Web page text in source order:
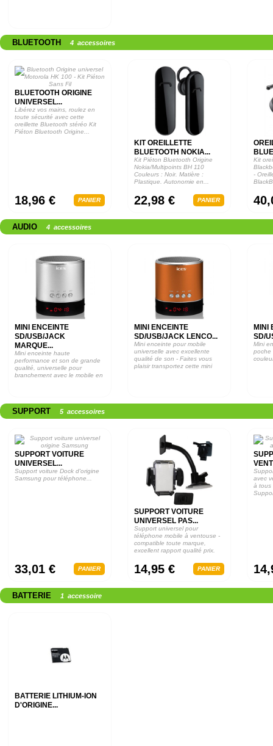
BLUETOOTH 4 accessoires
BLUETOOTH ORIGINE
UNIVERSEL...
Libérez vos mains, roulez en
toute sécurité avec cette
oreillette Bluetooth stéréo Kit
Piéton Bluetooth Origine...
18,96 € PANIER
KIT OREILLETTE
BLUETOOTH NOKIA...
Kit Piéton Bluetooth Origine
Nokia/Multipoints BH 110
Couleurs : Noir. Matière :
Plastique. Autonomie en...
22,98 € PANIER
Kit
-
AUDIO 4 accessoires
MINI ENCEINTE
SD/USB/JACK
MARQUE...
Mini enceinte haute
performance et son de grande
qualité, universelle pour
branchement avec le mobile en
MINI ENCEINTE
SD/USB/JACK LENCO...
Mini enceinte pour mobile
universelle avec excellente
qualité de son - Faites vous
plaisir transportez cette mini
MINI
SD/
Mini
poche
SUPPORT 5 accessoires
SUPPORT VOITURE
UNIVERSEL...
Support voiture Dock d'origine
Samsung pour téléphone...
33,01 € PANIER
SUPPORT VOITURE
UNIVERSEL PAS...
Support universel pour
téléphone mobile à ventouse -
compatible toute marque,
excellent rapport qualité prix.
14,95 € PANIER
avec
à tous
BATTERIE 1 accessoire
BATTERIE LITHIUM-ION
D'ORIGINE...